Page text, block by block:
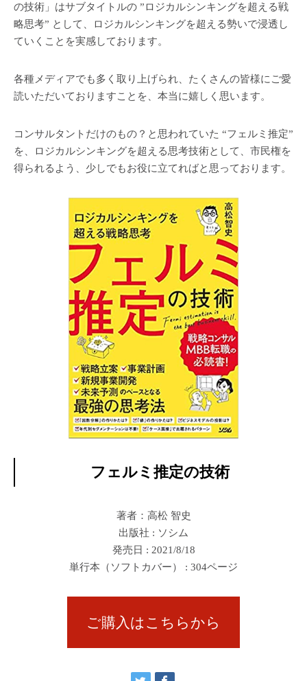
の技術」はサブタイトルの ”ロジカルシンキングを超える戦
略思考” として、ロジカルシンキングを超える勢いで浸透し
ていくことを実感しております。
各種メディアでも多く取り上げられ、たくさんの皆様にご愛
読いただいておりますことを、本当に嬉しく思います。
コンサルタントだけのもの？と思われていた “フェルミ推定”
を、ロジカルシンキングを超える思考技術として、市民権を
得られるよう、少しでもお役に立てればと思っております。
フェルミ推定の技術
著者：高松 智史
出版社 : ソシム
発売日 : 2021/8/18
単行本（ソフトカバー） : 304ページ
ご購入はこちらから